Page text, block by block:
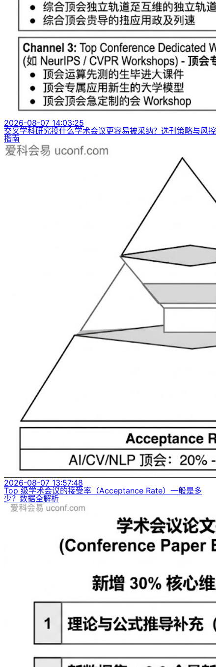
2026-08-07 14:03:25
交叉学科研究投什么学术会议更容易被采纳？选刊策略与风控
指南
2026-08-07 13:57:48
Top 级学术会议的接受率（Acceptance Rate）一般是多
少？数据全解析